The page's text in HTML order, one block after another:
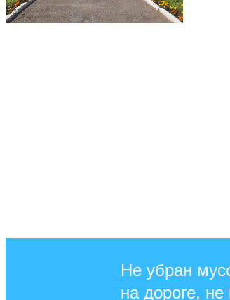
Не убран
на дороге, не